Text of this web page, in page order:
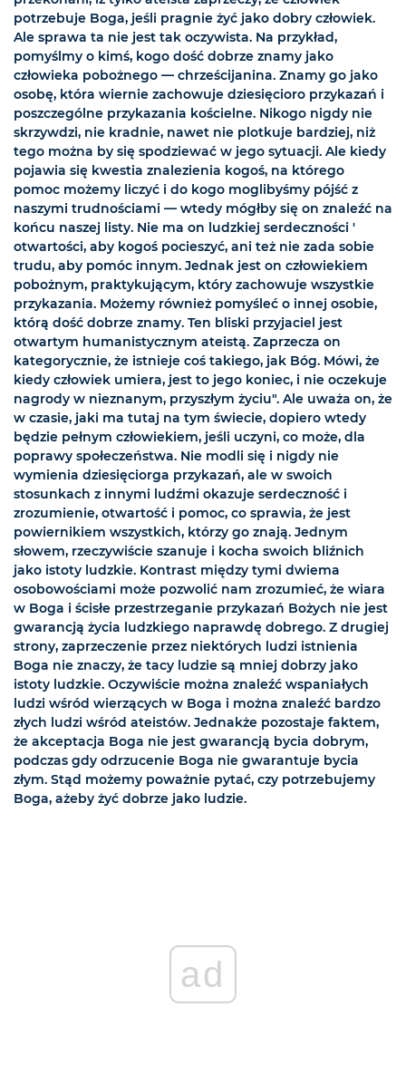
potrzebuje Boga, jeśli pragnie żyć jako dobry człowiek.
Ale sprawa ta nie jest tak oczywista. Na przykład,
pomyślmy o kimś, kogo dość dobrze znamy jako
człowieka pobożnego — chrześcijanina. Znamy go jako
osobę, która wiernie zachowuje dziesięcioro przykazań i
poszczególne przykazania kościelne. Nikogo nigdy nie
skrzywdzi, nie kradnie, nawet nie plotkuje bardziej, niż
tego można by się spodziewać w jego sytuacji. Ale kiedy
pojawia się kwestia znalezienia kogoś, na którego
pomoc możemy liczyć i do kogo moglibyśmy pójść z
naszymi trudnościami — wtedy mógłby się on znaleźć na
końcu naszej listy. Nie ma on ludzkiej serdeczności '
otwartości, aby kogoś pocieszyć, ani też nie zada sobie
trudu, aby pomóc innym. Jednak jest on człowiekiem
pobożnym, praktykującym, który zachowuje wszystkie
przykazania. Możemy również pomyśleć o innej osobie,
którą dość dobrze znamy. Ten bliski przyjaciel jest
otwartym humanistycznym ateistą. Zaprzecza on
kategorycznie, że istnieje coś takiego, jak Bóg. Mówi, że
kiedy człowiek umiera, jest to jego koniec, i nie oczekuje
nagrody w nieznanym, przyszłym życiu". Ale uważa on, że
w czasie, jaki ma tutaj na tym świecie, dopiero wtedy
będzie pełnym człowiekiem, jeśli uczyni, co może, dla
poprawy społeczeństwa. Nie modli się i nigdy nie
wymienia dziesięciorga przykazań, ale w swoich
stosunkach z innymi ludźmi okazuje serdeczność i
zrozumienie, otwartość i pomoc, co sprawia, że jest
powiernikiem wszystkich, którzy go znają. Jednym
słowem, rzeczywiście szanuje i kocha swoich bliźnich
jako istoty ludzkie. Kontrast między tymi dwiema
osobowościami może pozwolić nam zrozumieć, że wiara
w Boga i ścisłe przestrzeganie przykazań Bożych nie jest
gwarancją życia ludzkiego naprawdę dobrego. Z drugiej
strony, zaprzeczenie przez niektórych ludzi istnienia
Boga nie znaczy, że tacy ludzie są mniej dobrzy jako
istoty ludzkie. Oczywiście można znaleźć wspaniałych
ludzi wśród wierzących w Boga i można znaleźć bardzo
złych ludzi wśród ateistów. Jednakże pozostaje faktem,
że akceptacja Boga nie jest gwarancją bycia dobrym,
podczas gdy odrzucenie Boga nie gwarantuje bycia
złym. Stąd możemy poważnie pytać, czy potrzebujemy
Boga, ażeby żyć dobrze jako ludzie.
ad